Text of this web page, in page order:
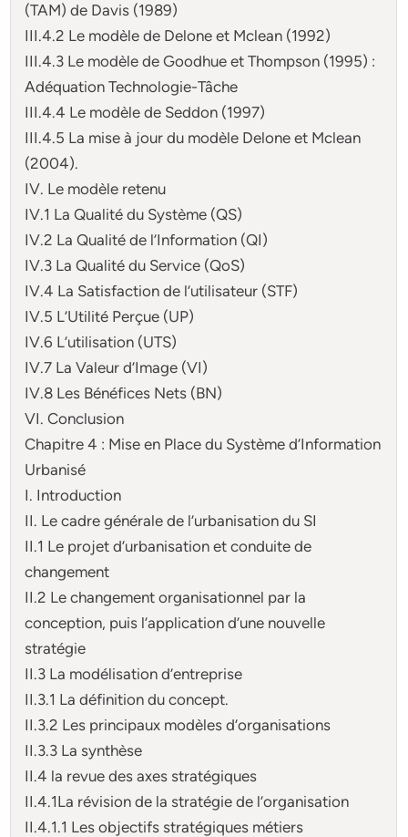
(TAM) de Davis (1989)
III.4.2 Le modèle de Delone et Mclean (1992)
III.4.3 Le modèle de Goodhue et Thompson (1995) :
Adéquation Technologie-Tâche
III.4.4 Le modèle de Seddon (1997)
III.4.5 La mise à jour du modèle Delone et Mclean
(2004).
IV. Le modèle retenu
IV.1 La Qualité du Système (QS)
IV.2 La Qualité de l’Information (QI)
IV.3 La Qualité du Service (QoS)
IV.4 La Satisfaction de l’utilisateur (STF)
IV.5 L’Utilité Perçue (UP)
IV.6 L’utilisation (UTS)
IV.7 La Valeur d’Image (VI)
IV.8 Les Bénéfices Nets (BN)
VI. Conclusion
Chapitre 4 : Mise en Place du Système d’Information
Urbanisé
I. Introduction
II. Le cadre générale de l’urbanisation du SI
II.1 Le projet d’urbanisation et conduite de
changement
II.2 Le changement organisationnel par la
conception, puis l’application d’une nouvelle
stratégie
II.3 La modélisation d’entreprise
II.3.1 La définition du concept.
II.3.2 Les principaux modèles d’organisations
II.3.3 La synthèse
II.4 la revue des axes stratégiques
II.4.1La révision de la stratégie de l’organisation
II.4.1.1 Les objectifs stratégiques métiers